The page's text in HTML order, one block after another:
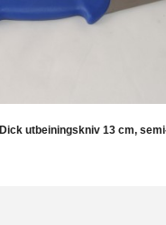
Dick utbeiningskniv 13 cm,